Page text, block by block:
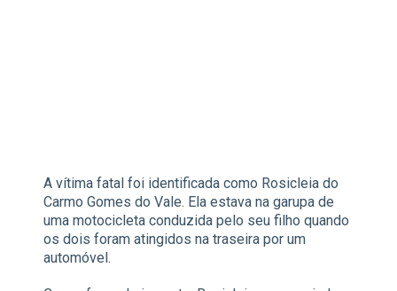
A vítima fatal foi identificada como Rosicleia do
Carmo Gomes do Vale. Ela estava na garupa de
uma motocicleta conduzida pelo seu filho quando
os dois foram atingidos na traseira por um
automóvel.